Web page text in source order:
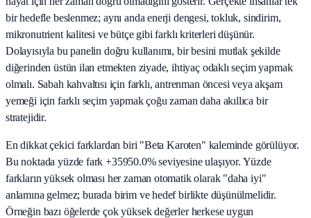
bir hedefle beslenmez; aynı anda enerji dengesi, tokluk, sindirim,
mikronutrient kalitesi ve bütçe gibi farklı kriterleri düşünür.
Dolayısıyla bu panelin doğru kullanımı, bir besini mutlak şekilde
diğerinden üstün ilan etmekten ziyade, ihtiyaç odaklı seçim yapmak
olmalı. Sabah kahvaltısı için farklı, antrenman öncesi veya akşam
yemeği için farklı seçim yapmak çoğu zaman daha akıllıca bir
stratejidir.
En dikkat çekici farklardan biri "Beta Karoten" kaleminde görülüyor.
Bu noktada yüzde fark +35950.0% seviyesine ulaşıyor. Yüzde
farkların yüksek olması her zaman otomatik olarak "daha iyi"
anlamına gelmez; burada birim ve hedef birlikte düşünülmelidir.
Örneğin bazı öğelerde çok yüksek değerler herkese uygun